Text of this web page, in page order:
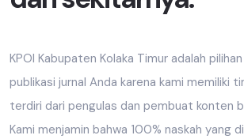
KPOI Kabupaten Kolaka Timur adalah
publikasi jurnal Anda karena kami memiliki
terdiri dari pengulas dan pembuat konten
Kami menjamin bahwa 100% naskah yang